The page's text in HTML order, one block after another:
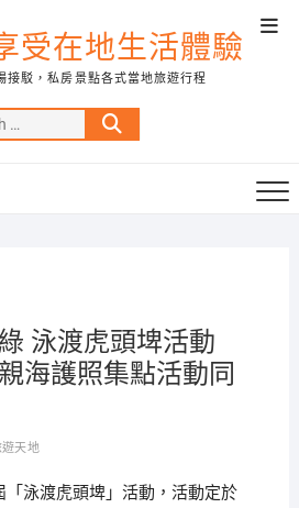
受在地生活體驗
接駁，私房景點各式當地旅遊行程
Search
…
泳渡虎頭埤活動
海護照集點活動同
遊天地
「泳渡虎頭埤」活動，活動定於